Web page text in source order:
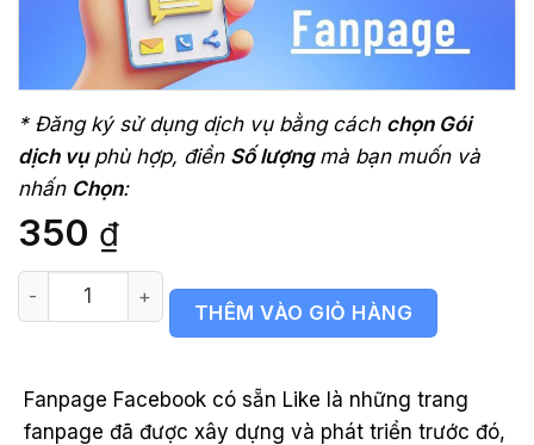
* Đăng ký sử dụng dịch vụ bằng cách chọn Gói
dịch vụphù hợp, điền Số lượng mà bạn muốn và
nhấn Chọn:
350 ₫
Trang Fanpage Facebook có sẵn lượng Thích/Like
THÊM VÀO GIỎ HÀNG
Fanpage Facebook có sẵn Like là những trang
fanpage đã được xây dựng và phát triển trước đó,